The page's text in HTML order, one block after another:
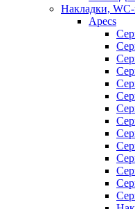
Накладки,
Apecs